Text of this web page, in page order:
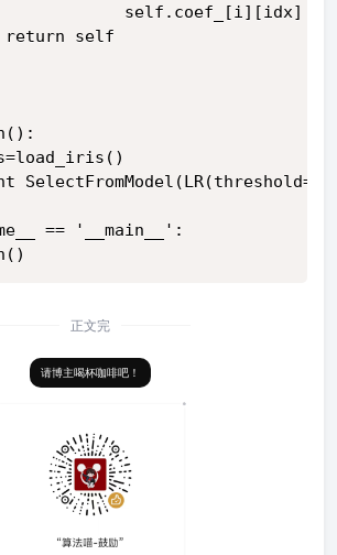
self.coef_[i][idx] =
return self
== '__main__':
正文完
请博主喝杯咖啡吧！